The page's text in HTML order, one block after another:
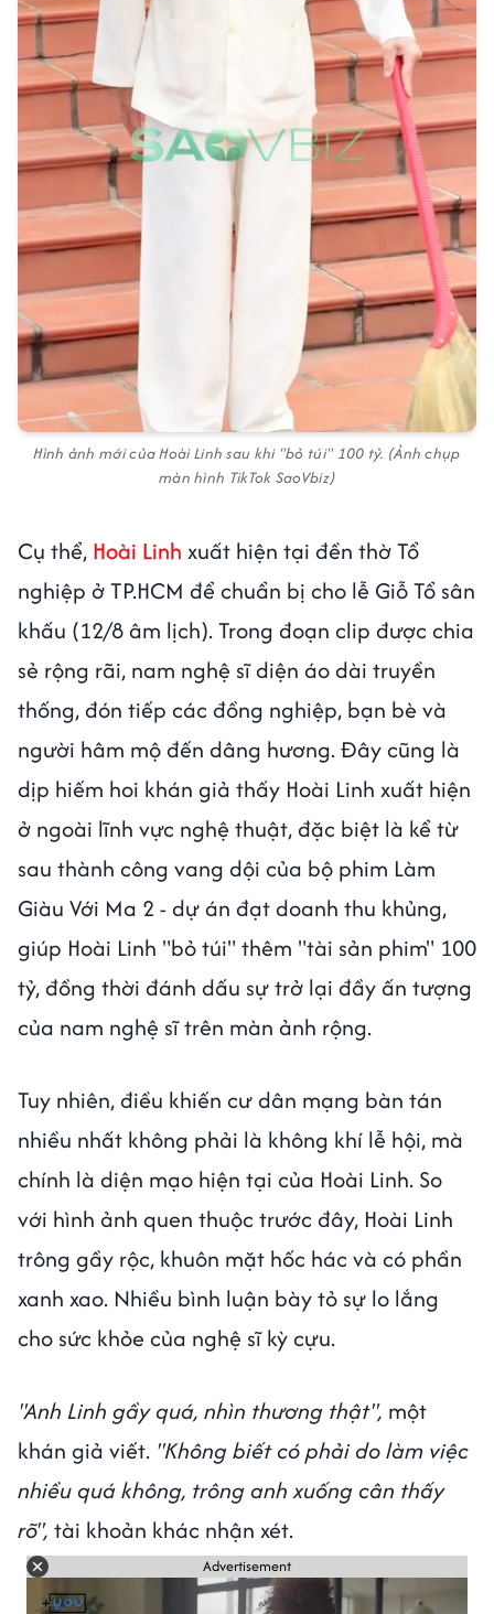
Hình ảnh mới của Hoài Linh sau khi "bỏ túi" 100 tỷ. (Ảnh chụp
màn hình TikTok SaoVbiz)
Cụ thể, Hoài Linh xuất hiện tại đền thờ Tổ
nghiệp ở TP.HCM để chuẩn bị cho lễ Giỗ Tổ sân
khấu (12/8 âm lịch). Trong đoạn clip được chia
sẻ rộng rãi, nam nghệ sĩ diện áo dài truyền
thống, đón tiếp các đồng nghiệp, bạn bè và
người hâm mộ đến dâng hương. Đây cũng là
dịp hiếm hoi khán giả thấy Hoài Linh xuất hiện
ở ngoài lĩnh vực nghệ thuật, đặc biệt là kể từ
sau thành công vang dội của bộ phim Làm
Giàu Với Ma 2 - dự án đạt doanh thu khủng,
giúp Hoài Linh "bỏ túi" thêm "tài sản phim" 100
tỷ, đồng thời đánh dấu sự trở lại đầy ấn tượng
của nam nghệ sĩ trên màn ảnh rộng.
Tuy nhiên, điều khiến cư dân mạng bàn tán
nhiều nhất không phải là không khí lễ hội, mà
chính là diện mạo hiện tại của Hoài Linh. So
với hình ảnh quen thuộc trước đây, Hoài Linh
trông gầy rộc, khuôn mặt hốc hác và có phần
xanh xao. Nhiều bình luận bày tỏ sự lo lắng
cho sức khỏe của nghệ sĩ kỳ cựu.
"Anh Linh gầy quá, nhìn thương thật", một
khán giả viết. "Không biết có phải do làm việc
nhiều quá không, trông anh xuống cân thấy
rõ", tài khoản khác nhận xét.
Advertisement